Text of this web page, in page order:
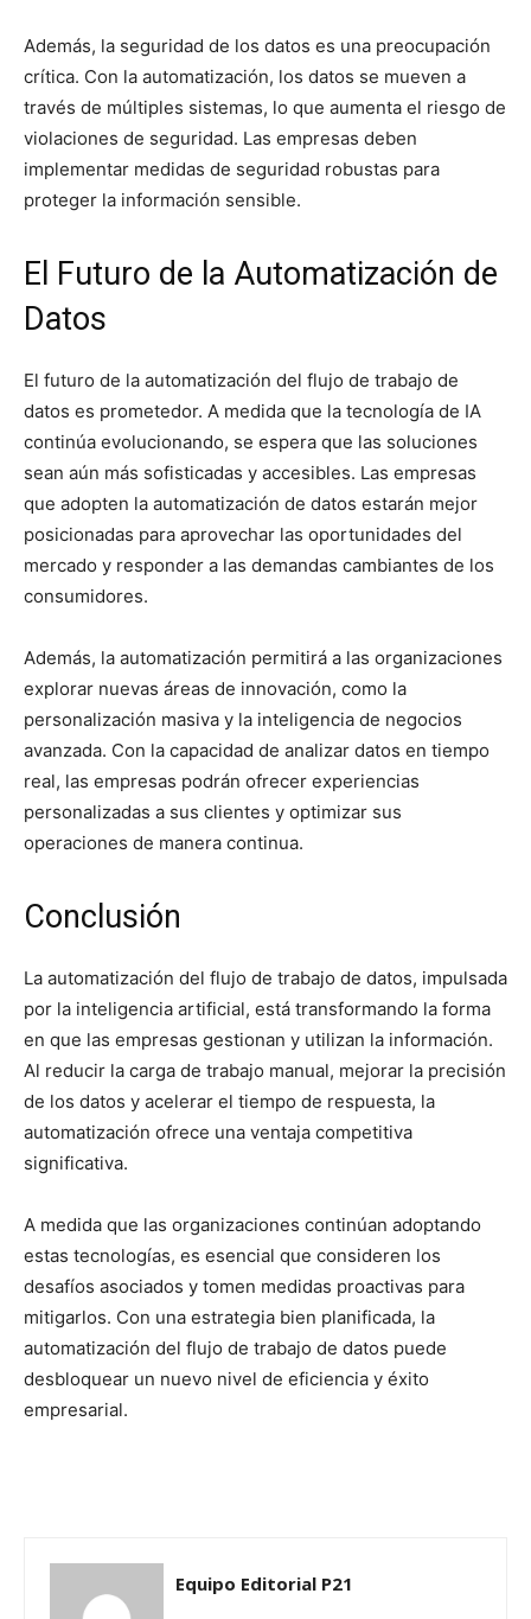
Además, la seguridad de los datos es una preocupación
crítica. Con la automatización, los datos se mueven a
través de múltiples sistemas, lo que aumenta el riesgo de
violaciones de seguridad. Las empresas deben
implementar medidas de seguridad robustas para
proteger la información sensible.
El Futuro de la Automatización de
Datos
El futuro de la automatización del flujo de trabajo de
datos es prometedor. A medida que la tecnología de IA
continúa evolucionando, se espera que las soluciones
sean aún más sofisticadas y accesibles. Las empresas
que adopten la automatización de datos estarán mejor
posicionadas para aprovechar las oportunidades del
mercado y responder a las demandas cambiantes de los
consumidores.
Además, la automatización permitirá a las organizaciones
explorar nuevas áreas de innovación, como la
personalización masiva y la inteligencia de negocios
avanzada. Con la capacidad de analizar datos en tiempo
real, las empresas podrán ofrecer experiencias
personalizadas a sus clientes y optimizar sus
operaciones de manera continua.
Conclusión
La automatización del flujo de trabajo de datos, impulsada
por la inteligencia artificial, está transformando la forma
en que las empresas gestionan y utilizan la información.
Al reducir la carga de trabajo manual, mejorar la precisión
de los datos y acelerar el tiempo de respuesta, la
automatización ofrece una ventaja competitiva
significativa.
A medida que las organizaciones continúan adoptando
estas tecnologías, es esencial que consideren los
desafíos asociados y tomen medidas proactivas para
mitigarlos. Con una estrategia bien planificada, la
automatización del flujo de trabajo de datos puede
desbloquear un nuevo nivel de eficiencia y éxito
empresarial.
Equipo Editorial P21